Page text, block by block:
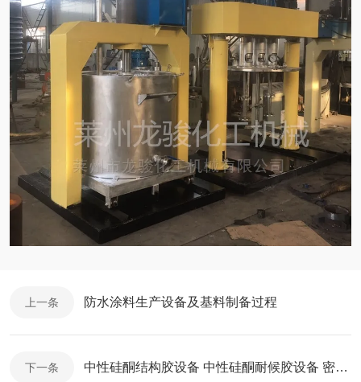
上一条 防水涂料生产设备及基料制备过程
下一条 中性硅酮结构胶设备 中性硅酮耐候胶设备 密封胶玻璃胶生产设备